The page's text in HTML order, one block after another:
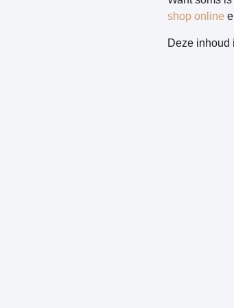
shop online
Deze inhoud